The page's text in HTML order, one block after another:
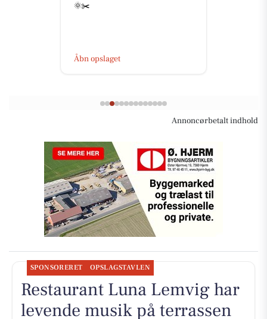
🌞✂️
Åbn opslaget
Annoncørbetalt indhold
SPONSORERET OPSLAGSTAVLEN
Restaurant Luna Lemvig har
levende musik på terrassen